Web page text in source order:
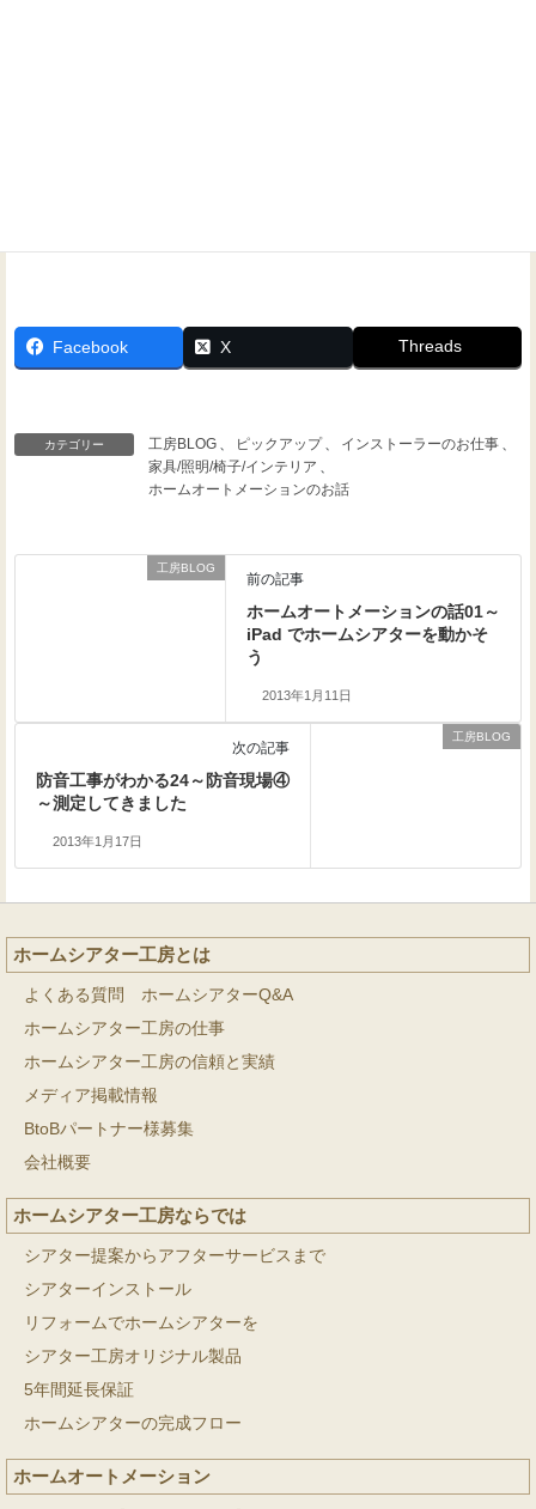
Facebook X Threads
カテゴリー 工房BLOG ピックアップ インストーラーのお仕事
家具/照明/椅子/インテリア
ホームオートメーションのお話
工房BLOG
前の記事
ホームオートメーションの話01～
iPad でホームシアターを動かそ
う
2013年1月11日
工房BLOG
次の記事
防音工事がわかる24～防音現場④
～測定してきました
2013年1月17日
ホームシアター工房とは
よくある質問 ホームシアターQ&A
ホームシアター工房の仕事
ホームシアター工房の信頼と実績
メディア掲載情報
BtoBパートナー様募集
会社概要
ホームシアター工房ならでは
シアター提案からアフターサービスまで
シアターインストール
リフォームでホームシアターを
シアター工房オリジナル製品
5年間延長保証
ホームシアターの完成フロー
ホームオートメーション